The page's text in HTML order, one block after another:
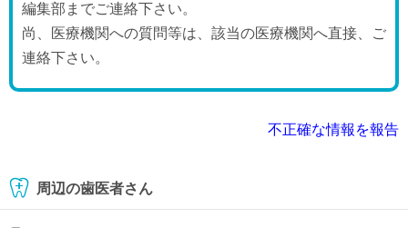
編集部までご連絡下さい。
尚、医療機関への質問等は、該当の医療機関へ直接、ご
連絡下さい。
不正確な情報を報告
周辺の歯医者さん